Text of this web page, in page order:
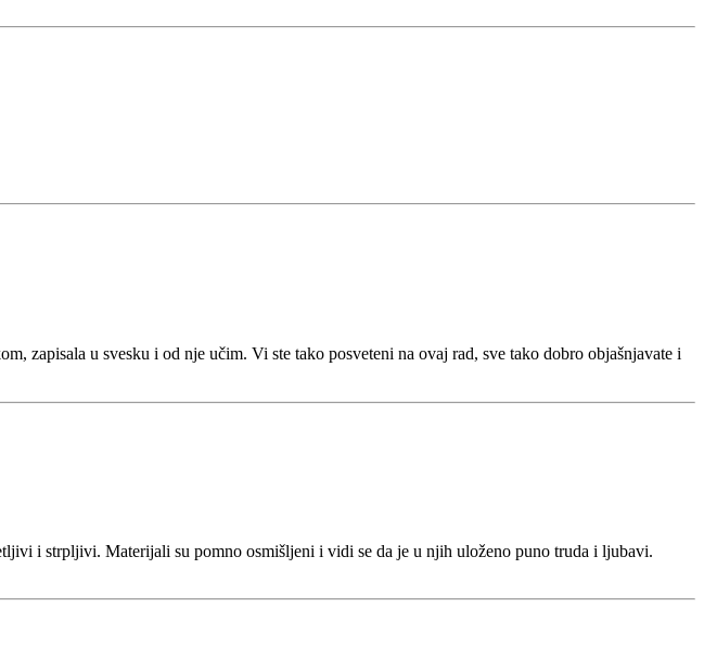
zapisala u svesku i od nje učim. Vi ste tako posveteni na ovaj rad, sve tako dobro objašnjavate i
i strpljivi. Materijali su pomno osmišljeni i vidi se da je u njih uloženo puno truda i ljubavi.